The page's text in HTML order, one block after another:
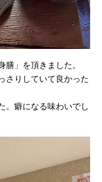
」を頂きました。
さりしていて良かった
。癖になる味わいでし